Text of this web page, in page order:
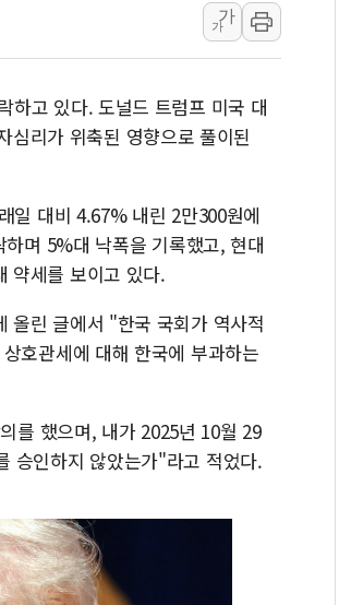
野 의원 42명, '사관학교 통
IPARK현대산업개발, 노원구
준공업지역 용적률 400%
현대해상, 유튜브 양육 콘텐
[컨콜] 롯데케미칼, "LPG 투입
대형 저축은행 4%대 예금 사
가
가
하고 있다. 도널드 트럼프 미국 대
심리가 위축된 영향으로 풀이된
일 대비 4.67% 내린 2만300원에
며 5%대 낙폭을 기록했고, 현대
약세를 보이고 있다.
올린 글에서 "한국 국회가 역사적
호관세에 대해 한국에 부과하는
를 했으며, 내가 2025년 10월 29
승인하지 않았는가"라고 적었다.